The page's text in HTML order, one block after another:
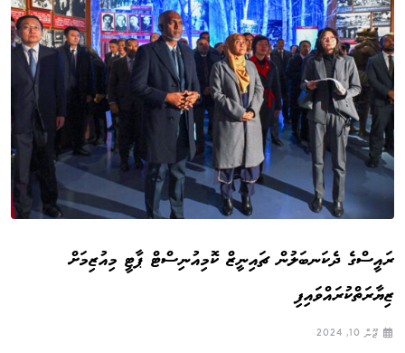
ރައީސްގެ ދެކަނބަލުން ޗައިނީޒް ކޮމިއުނިސްޓް ޕާޓީ މިއުޒިމަށް
ޒިޔާރަތްކުރައްވައިފި
ޖޫން 10, 2024